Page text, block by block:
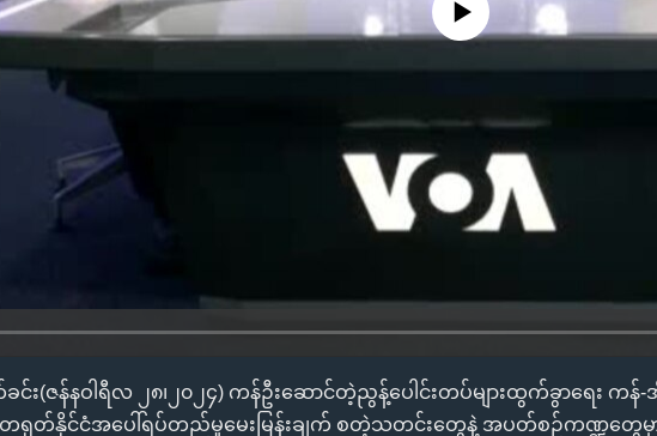
No media source currently available
င်း(ဇန်နဝါရီလ ၂၈၊၂၀၂၄) ကန်ဦးဆောင်တဲ့ညွန့်ပေါင်းတပ်များထွက်ခွာရေး က
ရဲ့ တရုတ်နိုင်ငံအပေါ်ရပ်တည်မှုမေးမြန်းချက် စတဲ့သတင်းတွေနဲ့ အပတ်စဉ်ကဏ္ဍတွေ